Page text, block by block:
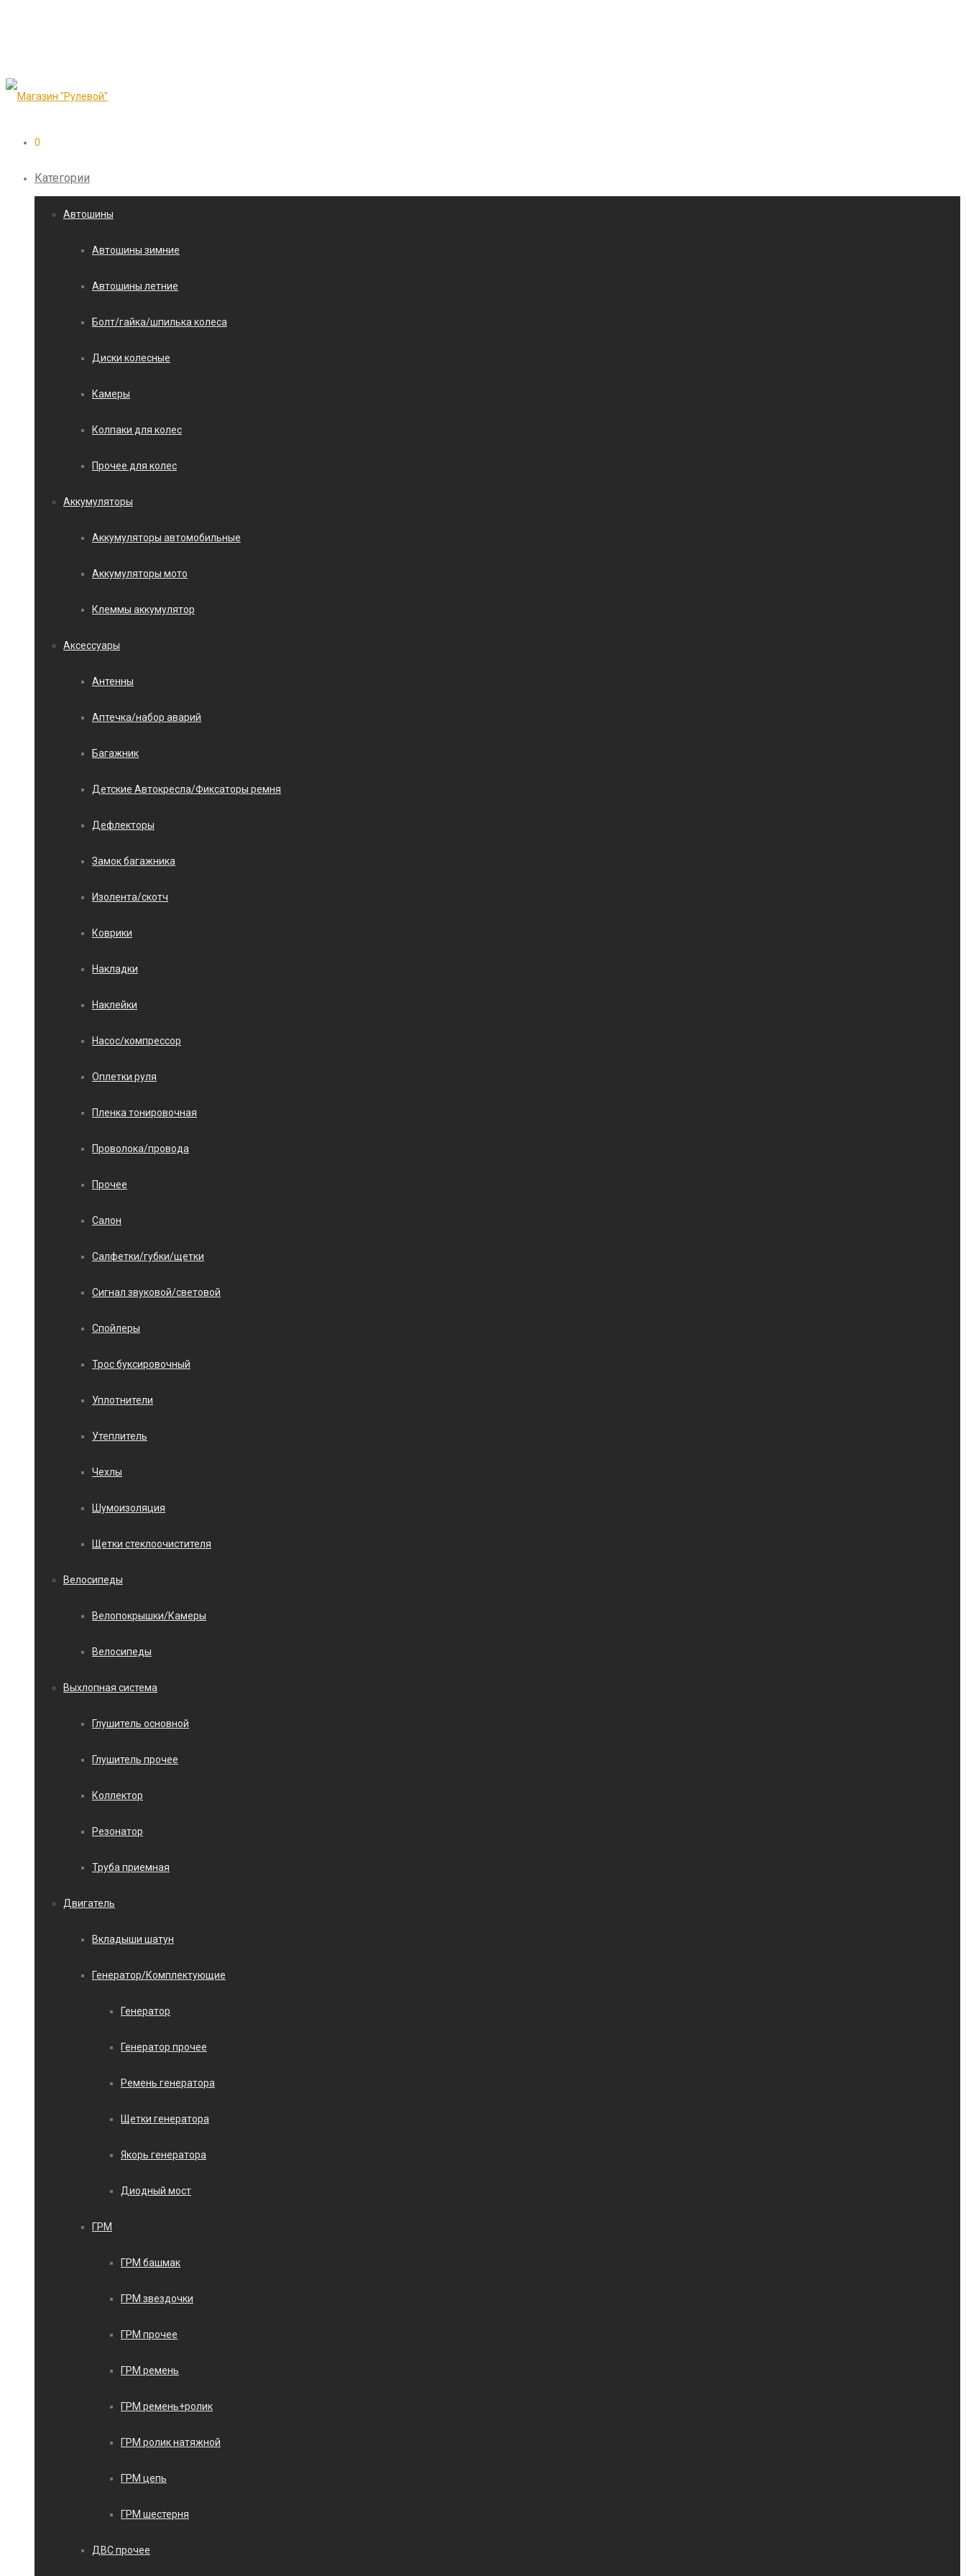
0
Категории
Автошины
Автошины зимние
Автошины летние
Болт/гайка/шпилька колеса
Диски колесные
Камеры
Колпаки для колес
Прочее для колес
Аккумуляторы
Аккумуляторы автомобильные
Аккумуляторы мото
Клеммы аккумулятор
Аксессуары
Антенны
Аптечка/набор аварий
Багажник
Детские Автокресла/Фиксаторы ремня
Дефлекторы
Замок багажника
Изолента/скотч
Коврики
Накладки
Наклейки
Насос/компрессор
Оплетки руля
Пленка тонировочная
Проволока/провода
Прочее
Салон
Салфетки/губки/щетки
Сигнал звуковой/световой
Спойлеры
Трос буксировочный
Уплотнители
Утеплитель
Чехлы
Шумоизоляция
Щетки стеклоочистителя
Велосипеды
Велопокрышки/Камеры
Велосипеды
Выхлопная система
Глушитель основной
Глушитель прочее
Коллектор
Резонатор
Труба приемная
Двигатель
Вкладыши шатун
Генератор/Комплектующие
Генератор
Генератор прочее
Ремень генератора
Щетки генератора
Якорь генератора
Диодный мост
ГРМ
ГРМ башмак
ГРМ звездочки
ГРМ прочее
ГРМ ремень
ГРМ ремень+ролик
ГРМ ролик натяжной
ГРМ цепь
ГРМ шестерня
ДВС прочее